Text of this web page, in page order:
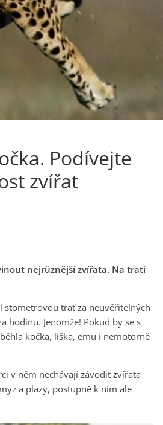
Podívejte
zvířat
nejrůznější zvířata. Na trati
trať za neuvěřitelných
hodinu. Jenomže! Pokud by se s
kočka, liška, emu i nemotorně
v něm nechávají závodit zvířata
a plazy, postupně k nim ale